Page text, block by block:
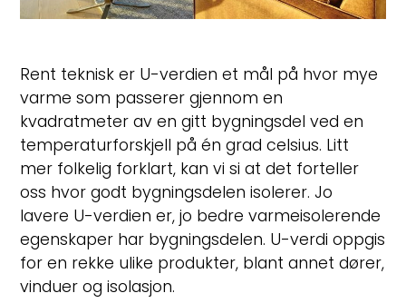
Rent teknisk er U-verdien et mål på hvor mye
varme som passerer gjennom en
kvadratmeter av en gitt bygningsdel ved en
temperaturforskjell på én grad celsius. Litt
mer folkelig forklart, kan vi si at det forteller
oss hvor godt bygningsdelen isolerer. Jo
lavere U-verdien er, jo bedre varmeisolerende
egenskaper har bygningsdelen. U-verdi oppgis
for en rekke ulike produkter, blant annet dører,
vinduer og isolasjon.